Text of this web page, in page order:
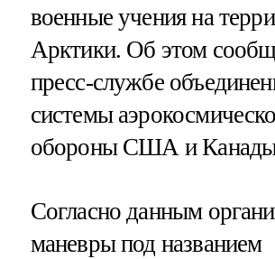
военные учения на
Арктики. Об этом
пресс-службе
системы
обороны США и
Согласно данным
маневры под названием